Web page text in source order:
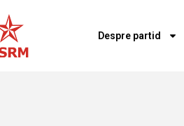
Despre partid